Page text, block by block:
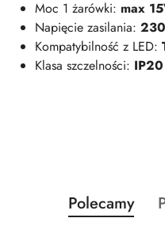
Moc 1 żarówki: max
Napięcie zasilania:
Kompatybilność z LED:
Klasa szczelności: IP20
Pomiń karuzelę
Produkty
o
Polecamy